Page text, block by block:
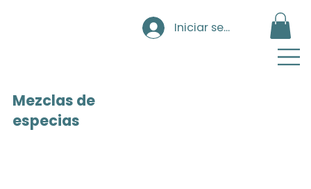
Iniciar sesión
Mezclas de
especias